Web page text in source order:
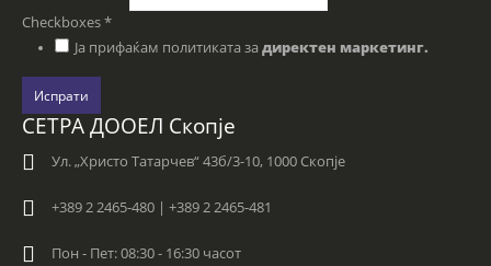
Checkboxes*
Ја прифаќам политиката за директен маркетинг.
Испрати
СЕТРА ДООЕЛ Скопје
Ул. „Христо Татарчев“ 43б/3-10, 1000 Скопје
+389 2 2465-480 | +389 2 2465-481
Пон - Пет: 08:30 - 16:30 часот